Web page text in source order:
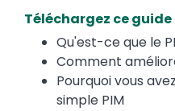
Téléchargez ce
Qu'est-ce que le
Comment
Pourquoi vous
simple PIM